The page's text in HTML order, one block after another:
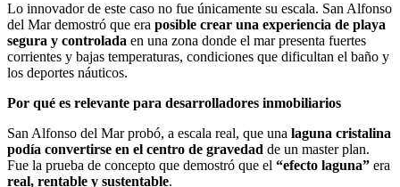
Lo innovador de este caso no fue únicamente su escala. San Alfonso
del Mar demostró que era posible crear una experiencia de playa
segura y controlada en una zona donde el mar presenta fuertes
corrientes y bajas temperaturas, condiciones que dificultan el baño y
los deportes náuticos.
Por qué es relevante para desarrolladores inmobiliarios
San Alfonso del Mar probó, a escala real, que una laguna cristalina
podía convertirse en el centro de gravedad de un master plan.
Fue la prueba de concepto que demostró que el “efecto laguna” era
real, rentable y sustentable.